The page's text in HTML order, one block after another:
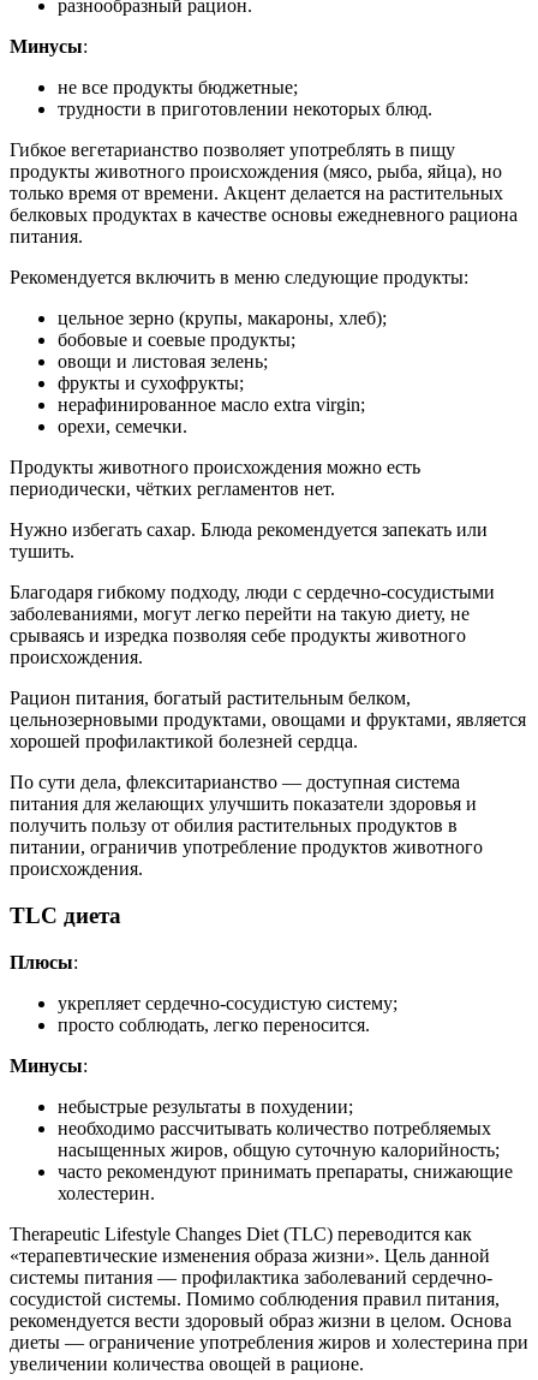
разнообразный рацион.
Минусы:
не все продукты бюджетные;
трудности в приготовлении некоторых блюд.
Гибкое вегетарианство позволяет употреблять в пищу
продукты животного происхождения (мясо, рыба, яйца), но
только время от времени. Акцент делается на растительных
белковых продуктах в качестве основы ежедневного рациона
питания.
Рекомендуется включить в меню следующие продукты:
цельное зерно (крупы, макароны, хлеб);
бобовые и соевые продукты;
овощи и листовая зелень;
фрукты и сухофрукты;
нерафинированное масло extra virgin;
орехи, семечки.
Продукты животного происхождения можно есть
периодически, чётких регламентов нет.
Нужно избегать сахар. Блюда рекомендуется запекать или
тушить.
Благодаря гибкому подходу, люди с сердечно-сосудистыми
заболеваниями, могут легко перейти на такую диету, не
срываясь и изредка позволяя себе продукты животного
происхождения.
Рацион питания, богатый растительным белком,
цельнозерновыми продуктами, овощами и фруктами, является
хорошей профилактикой болезней сердца.
По сути дела, флекситарианство — доступная система
питания для желающих улучшить показатели здоровья и
получить пользу от обилия растительных продуктов в
питании, ограничив употребление продуктов животного
происхождения.
TLC диета
Плюсы:
укрепляет сердечно-сосудистую систему;
просто соблюдать, легко переносится.
Минусы:
небыстрые результаты в похудении;
необходимо рассчитывать количество потребляемых
насыщенных жиров, общую суточную калорийность;
часто рекомендуют принимать препараты, снижающие
холестерин.
Therapeutic Lifestyle Changes Diet (TLC) переводится как
«терапевтические изменения образа жизни». Цель данной
системы питания — профилактика заболеваний сердечно-
сосудистой системы. Помимо соблюдения правил питания,
рекомендуется вести здоровый образ жизни в целом. Основа
диеты — ограничение употребления жиров и холестерина при
увеличении количества овощей в рационе.